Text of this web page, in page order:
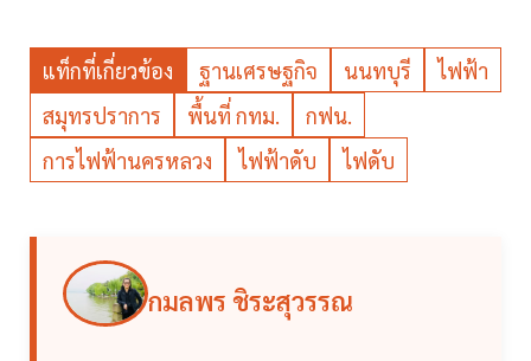
แท็กที่เกี่ยวข้อง ฐานเศรษฐกิจ นนทบุรี
ไฟฟ้า
สมุทรปราการ
พื้นที่ กทม.
กฟน.
การไฟฟ้านครหลวง
ไฟฟ้าดับ ไฟดับ
กมลพร ชิระสุวรรณ